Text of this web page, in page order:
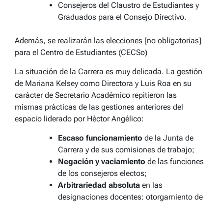
Consejeros del Claustro de Estudiantes y
Graduados para el Consejo Directivo.
Además, se realizarán las elecciones [no obligatorias]
para el Centro de Estudiantes (CECSo)
La situación de la Carrera es muy delicada. La gestión
de Mariana Kelsey como Directora y Luis Roa en su
carácter de Secretario Académico repitieron las
mismas prácticas de las gestiones anteriores del
espacio liderado por Héctor Angélico:
Escaso funcionamiento de la Junta de
Carrera y de sus comisiones de trabajo;
Negación y vaciamiento de las funciones
de los consejeros electos;
Arbitrariedad absoluta en las
designaciones docentes: otorgamiento de